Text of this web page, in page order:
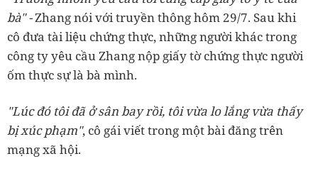
bà" -Zhang nói với truyền thông hôm 29/7. Sau khi
cô đưa tài liệu chứng thực, những người khác trong
công ty yêu cầu Zhang nộp giấy tờ chứng thực người
ốm thực sự là bà mình.
"Lúc đó tôi đã ở sân bay rồi, tôi vừa lo lắng vừa thấy
bị xúc phạm", cô gái viết trong một bài đăng trên
mạng xã hội.